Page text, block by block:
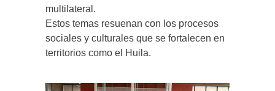
multilateral.
Estos temas resuenan con los procesos
sociales y culturales que se fortalecen en
territorios como el Huila.